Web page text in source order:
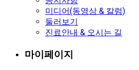
미디어(동영상 & 칼럼)
둘러보기
진료안내 & 오시는 길
마이페이지